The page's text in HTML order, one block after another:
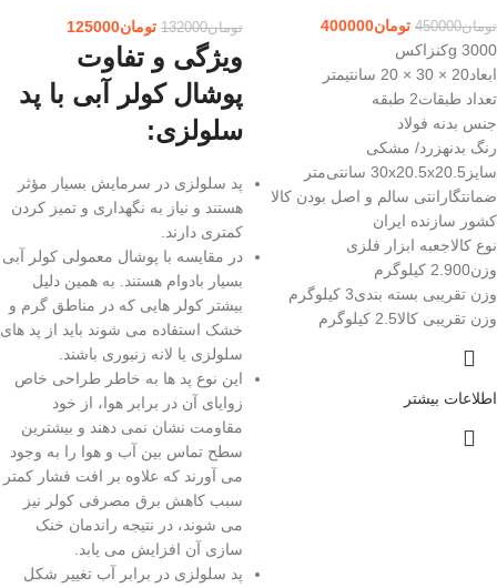
تومان450000 تومان400000
3000 gکنزاکس
ابعاد20 × 30 × 20 سانتیمتر
تعداد طبقات2 طبقه
جنس بدنه فولاد
رنگ بدنهزرد/ مشکی
سایز30x20.5x20.5 سانتی‌متر
ضمانتگارانتی سالم و اصل بودن کالا
کشور سازنده ایران
نوع کالاجعبه ابزار فلزی
وزن2.900 کیلوگرم
وزن تقریبی بسته بندی3 کیلوگرم
وزن تقریبی کالا2.5 کیلوگرم
اطلاعات بیشتر
تومان132000 تومان125000
ویژگی و تفاوت
پوشال کولر آبی با پد
سلولزی:
پد سلولزی در سرمایش بسیار مؤثر
هستند و نیاز به نگهداری و تمیز کردن
کمتری دارند.
در مقایسه با پوشال معمولی کولر آبی
بسیار بادوام هستند. به همین دلیل
بیشتر کولر هایی که در مناطق گرم و
خشک استفاده می شوند باید از پد های
سلولزی یا لانه زنبوری باشند.
این نوع پد ها به خاطر طراحی خاص
زوایای آن در برابر هوا، از خود
مقاومت نشان نمی دهند و بیشترین
سطح تماس بین آب و هوا را به وجود
می آورند که علاوه بر افت فشار کمتر
سبب کاهش برق مصرفی کولر نیز
می شوند، در نتیجه راندمان خنک
سازی آن افزایش می یابد.
پد سلولزی در برابر آب تغییر شکل